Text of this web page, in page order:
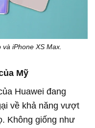
iPhone XS Max.
Mỹ
Huawei đang
về khả năng vượt
Không giống như